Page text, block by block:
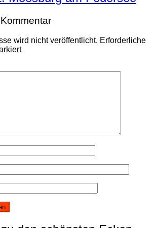
wird nicht veröffentlicht. Erforderliche